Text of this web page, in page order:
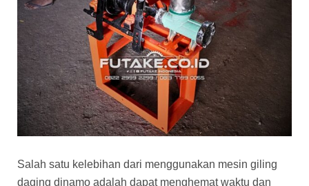
Salah satu kelebihan dari menggunakan mesin giling
daging dinamo adalah dapat menghemat waktu dan